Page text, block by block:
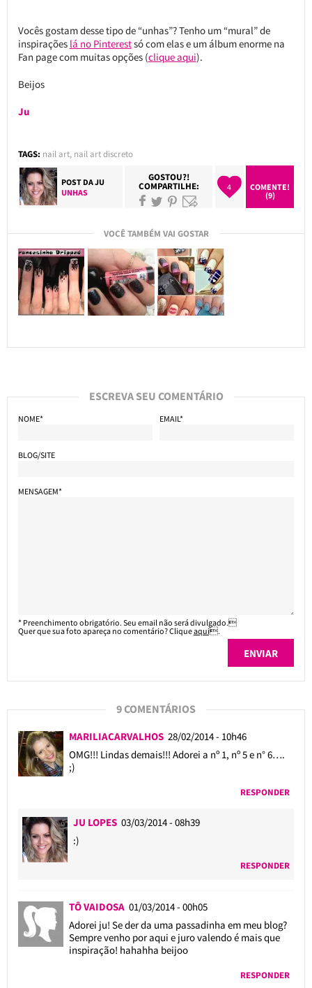
Vocês gostam desse tipo de “unhas”? Tenho um “mural” de
inspirações lá no Pinterestsó com elas e um álbum enorme na
Fan page com muitas opções (clique aqui).
Beijos
Ju
TAGS: nail art, nail art discreto
POST DAJU
UNHAS
GOSTOU?!
COMPARTILHE: 4
COMENTE!
(9)
VOCÊ TAMBÉM VAI GOSTAR
ESCREVA SEU COMENTÁRIO
NOME* EMAIL*
BLOG/SITE
MENSAGEM*
* Preenchimento obrigatório. Seu email não será divulgado.
Quer que sua foto apareça no comentário? Cliqueaqui.
9 COMENTÁRIOS
MARILIACARVALHOS 28/02/2014 - 10h46
OMG!!! Lindas demais!!! Adorei a nº 1, nº 5 e n° 6….
;)
RESPONDER
JU LOPES 03/03/2014 - 08h39
:)
RESPONDER
TÔ VAIDOSA 01/03/2014 - 00h05
Adorei ju! Se der da uma passadinha em meu blog?
Sempre venho por aqui e juro valendo é mais que
inspiração! hahahha beijoo
RESPONDER